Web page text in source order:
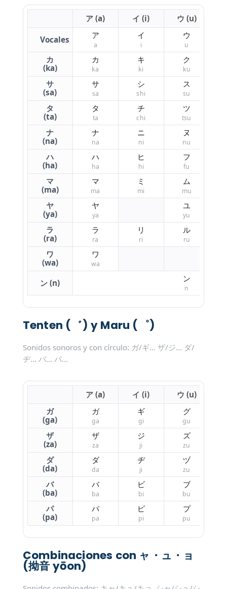
ア (a) イ (i) ウ (u)
Vocales ア
a
イ
i
ウ
u
カ
(ka)
カ
ka
キ
ki
ク
ku
サ
(sa)
サ
sa
シ
shi
ス
su
タ
(ta)
タ
ta
チ
chi
ツ
tsu
ナ
(na)
ナ
na
ニ
ni
ヌ
nu
ハ
(ha)
ハ
ha
ヒ
hi
フ
fu
マ
(ma)
マ
ma
ミ
mi
ム
mu
ヤ
(ya)
ヤ
ya
ユ
yu
ラ
(ra)
ラ
ra
リ
ri
ル
ru
ワ
(wa)
ワ
wa
ン (n) ン
n
Tenten (゛) y Maru (゜)
Sonidos sonoros y con círculo: ガ/ギ… ザ/ジ… ダ/
ヂ… バ… パ…
ア (a) イ (i) ウ (u)
ガ
(ga)
ガ
ga
ギ
gi
グ
gu
ザ
(za)
ザ
za
ジ
ji
ズ
zu
ダ
(da)
ダ
da
ヂ
ji
ヅ
zu
バ
(ba)
バ
ba
ビ
bi
ブ
bu
パ
(pa)
パ
pa
ピ
pi
プ
pu
Combinaciones con ャ・ュ・ョ
(拗音 yōon)